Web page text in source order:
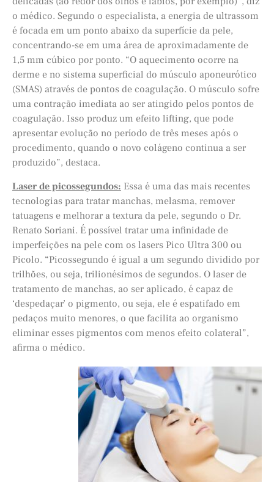
o médico. Segundo o especialista, a energia de ultrassom
é focada em um ponto abaixo da superfície da pele,
concentrando-se em uma área de aproximadamente de
1,5 mm cúbico por ponto. “O aquecimento ocorre na
derme e no sistema superficial do músculo aponeurótico
(SMAS) através de pontos de coagulação. O músculo sofre
uma contração imediata ao ser atingido pelos pontos de
coagulação. Isso produz um efeito lifting, que pode
apresentar evolução no período de três meses após o
procedimento, quando o novo colágeno continua a ser
produzido”, destaca.
Laser de picossegundos: Essa é uma das mais recentes
tecnologias para tratar manchas, melasma, remover
tatuagens e melhorar a textura da pele, segundo o Dr.
Renato Soriani. É possível tratar uma infinidade de
imperfeições na pele com os lasers Pico Ultra 300 ou
Picolo. “Picossegundo é igual a um segundo dividido por
trilhões, ou seja, trilionésimos de segundos. O laser de
tratamento de manchas, ao ser aplicado, é capaz de
‘despedaçar’ o pigmento, ou seja, ele é espatifado em
pedaços muito menores, o que facilita ao organismo
eliminar esses pigmentos com menos efeito colateral”,
afirma o médico.